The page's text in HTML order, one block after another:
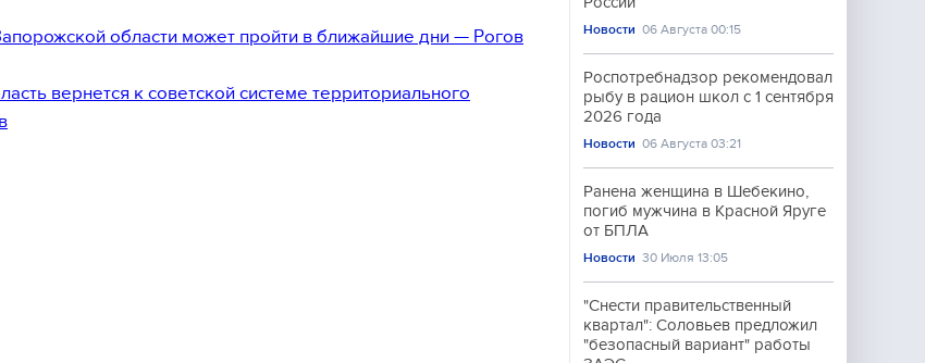
области может пройти в ближайшие дни — Рогов
вернется к советской системе территориального
Новости 06 Августа 00:15
Роспотребнадзор рекомендовал
рыбу в рацион школ с 1 сентября
2026 года
Новости 06 Августа 03:21
Ранена женщина в Шебекино,
погиб мужчина в Красной Яруге
от БПЛА
Новости 30 Июля 13:05
"Снести правительственный
квартал": Соловьев предложил
"безопасный вариант" работы